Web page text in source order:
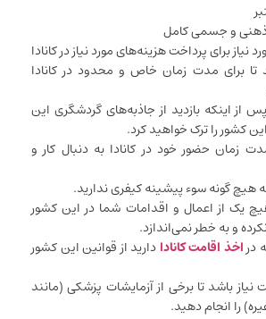
ذهنی و جسمی کامل
نیاز برای پرداخت هزینه‌های مورد نیاز در کانادا
تا برای مدت زمان خاص و محدود در کانادا
از اینکه بازدید از جاذبه‌های گردشگری این
کشور را ترک خواهید کرد.
زمان حضور خود در کانادا به دنبال کار و
هیچ گونه سوء پیشینه کیفری ندارید.
یک از اعمال و اقدامات شما در این کشور
و به خطر نمی‌اندازد.
دراخذ اقامت کانادا دارید از قوانین این کشور
باشد تا برخی از آزمایشات پزشکی (مانند
را انجام دهید.